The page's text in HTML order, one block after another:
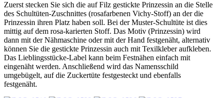
Zuerst stecken Sie sich die auf Filz gestickte Prinzessin an die Stelle
des Schultüten-Zuschnittes (rosafarbenen Vichy-Stoff) an der die
Prinzessin ihren Platz haben soll. Bei der Muster-Schultüte ist dies
mittig auf dem rosa-karierten Stoff. Das Motiv (Prinzessin) wird
dann mit der Nähmaschine oder mit der Hand festgenäht, alternativ
können Sie die gestickte Prinzessin auch mit Texilkleber aufkleben.
Das Lieblingsstücke-Label kann beim Festnähen einfach mit
eingenäht werden. Anschließend wird das Namensschild
umgebügelt, auf die Zuckertüte festgesteckt und ebenfalls
festgenäht.